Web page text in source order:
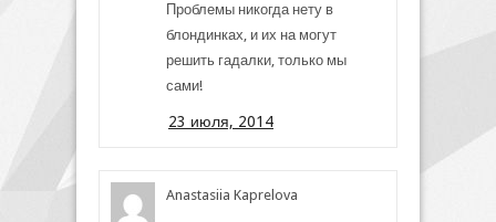
Проблемы никогда нету в
блондинках, и их на могут
решить гадалки, только мы
сами!
23 июля, 2014
Anastasiia Kaprelova